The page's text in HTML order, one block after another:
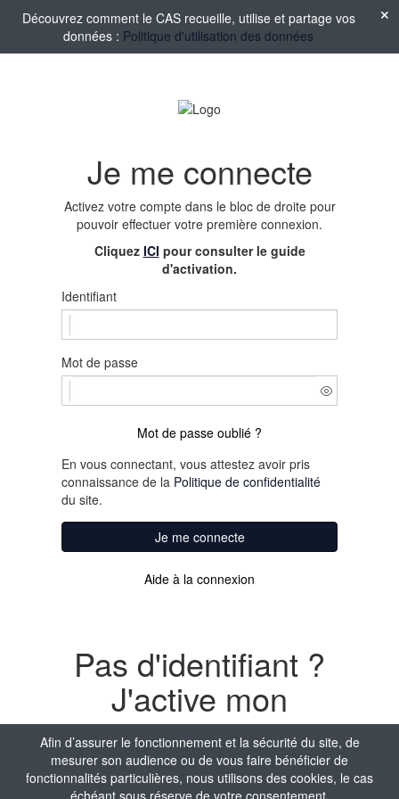
Afin d’assurer le fonctionnement et la sécurité du site, de
mesurer son audience ou de vous faire bénéficier de
fonctionnalités particulières, nous utilisons des cookies, le cas
échéant sous réserve de votre consentement.
Découvrez comment le CAS recueille, utilise et partage vos
données : Politique d'utilisation des données
Je me connecte
Activez votre compte dans le bloc de droite pour
pouvoir effectuer votre première connexion.
Cliquez ICI pour consulter le guide
d'activation.
Identifiant
Mot de passe
Mot de passe oublié ?
En vous connectant, vous attestez avoir pris
connaissance de la Politique de confidentialité
du site.
Je me connecte
Aide à la connexion
Pas d'identifiant ?
J'active mon
compte
Nom